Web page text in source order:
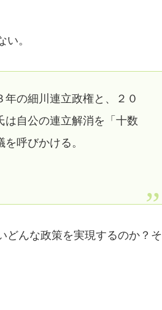
。
の細川連立政権と、２０
は自公の連立解消を「十数
呼びかける。
どんな政策を実現するのか？そ